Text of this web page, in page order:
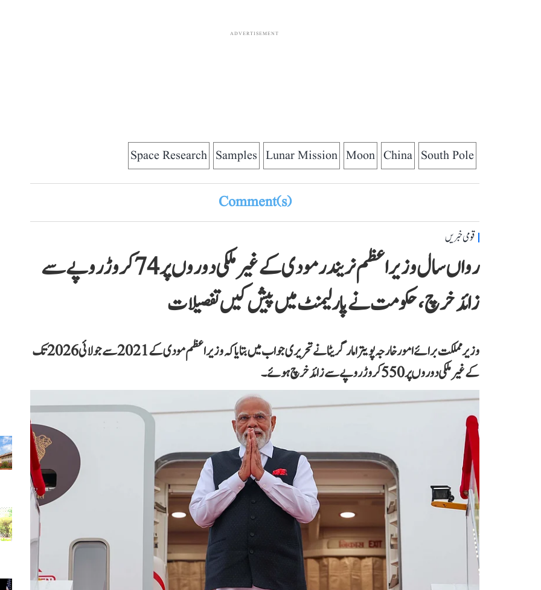
ADVERTISEMENT
South Pole
China
Moon
Lunar Mission
Samples
Space Research
Comment(s)
قومی خبریں
رواں سال وزیر اعظم نریندر مودی کے غیر ملکی دوروں پر 74 کروڑ روپے سے
زائد خرچ، حکومت نے پارلیمنٹ میں پیش کیں تفصیلات
وزیر مملکت برائے امور خارجہ پویترا مارگریٹا نے تحریری جواب میں بتایا کہ وزیر اعظم مودی کے 2021 سے جولائی 2026 تک
کے غیر ملکی دوروں پر 550 کروڑ روپے سے زائد خرچ ہوئے۔